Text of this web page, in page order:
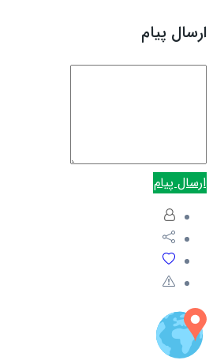
ارسال پیام
ارسال پیام